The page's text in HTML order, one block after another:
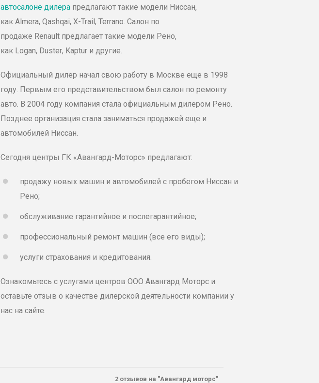
автосалоне дилера предлагают такие модели Ниссан,
как Almera, Qashqai, X-Trail, Terrano. Салон по
продаже Renault предлагает такие модели Рено,
как Logan, Duster, Kaptur и другие.
Официальный дилер начал свою работу в Москве еще в 1998
году. Первым его представительством был салон по ремонту
авто. В 2004 году компания стала официальным дилером Рено.
Позднее организация стала заниматься продажей еще и
автомобилей Ниссан.
Сегодня центры ГК «Авангард-Моторс» предлагают:
продажу новых машин и автомобилей с пробегом Ниссан и
Рено;
обслуживание гарантийное и послегарантийное;
профессиональный ремонт машин (все его виды);
услуги страхования и кредитования.
Ознакомьтесь с услугами центров ООО Авангард Моторс и
оставьте отзыв о качестве дилерской деятельности компании у
нас на сайте.
2 отзывов на "Авангард моторс"